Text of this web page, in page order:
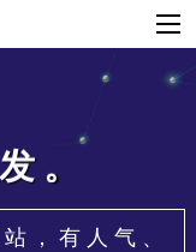
。
，有人气、